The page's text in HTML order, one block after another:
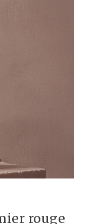
rouge